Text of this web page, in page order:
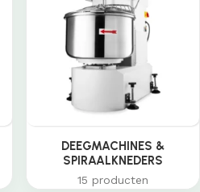
DEEGMACHINES &
SPIRAALKNEDERS
15 producten